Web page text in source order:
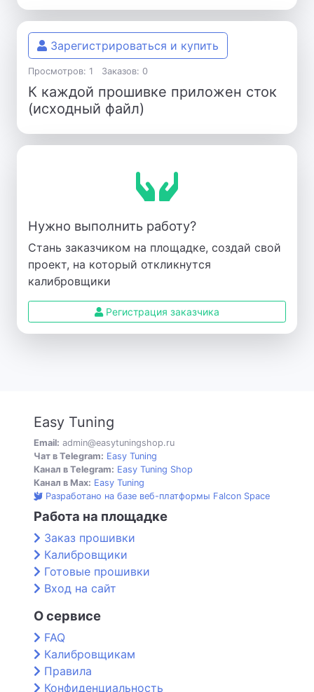
Зарегистрироваться и купить
Просмотров: 1 Заказов: 0
К каждой прошивке приложен сток
(исходный файл)
Нужно выполнить работу?
Стань заказчиком на площадке, создай свой
проект, на который откликнутся
калибровщики
Регистрация заказчика
Easy Tuning
Email: admin@easytuningshop.ru
Чат в Telegram: Easy Tuning
Канал в Telegram: Easy Tuning Shop
Канал в Max: Easy Tuning
Разработано на базе веб-платформы Falcon Space
Работа на площадке
Заказ прошивки
Калибровщики
Готовые прошивки
Вход на сайт
О сервисе
FAQ
Калибровщикам
Правила
Конфиденциальность